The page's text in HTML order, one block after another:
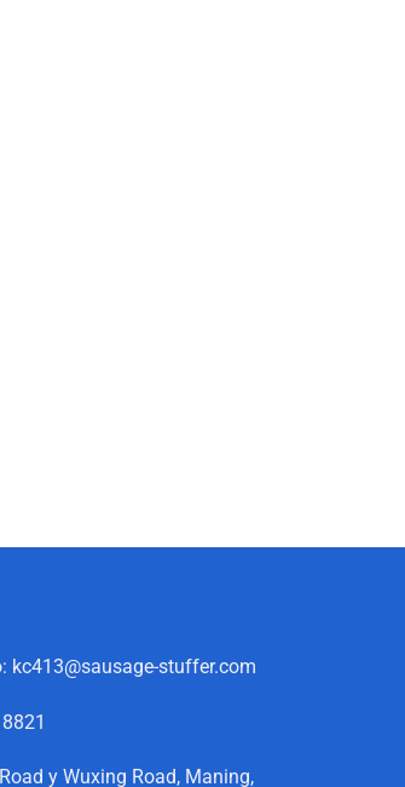
kc413@sausage-stuffer.com
y Wuxing Road, Maning,